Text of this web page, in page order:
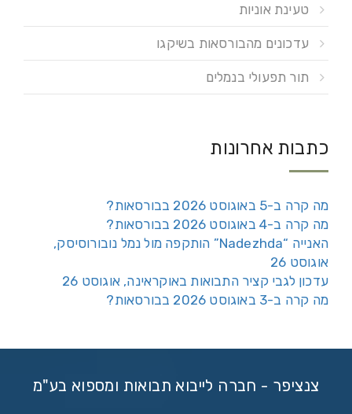
טעינת אוניות
עדכונים מהבורסאות בשיקגו
תור תפעולי בנמלים
כתבות אחרונות
מה קרה ב-5 באוגוסט 2026 בבורסאות?
מה קרה ב-4 באוגוסט 2026 בבורסאות?
האנייה “Nadezhda” הותקפה מול נמל נובורוסיסק,
אוגוסט 26
עדכון לגבי קציר התבואות באוקראינה, אוגוסט 26
מה קרה ב-3 באוגוסט 2026 בבורסאות?
צנציפר - חברה לייבוא תבואות ומספוא בע"מ